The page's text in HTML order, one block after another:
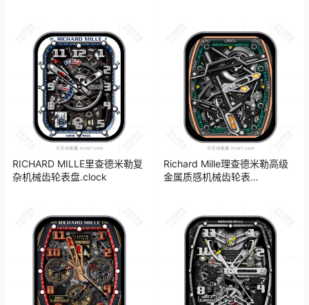
RICHARD MILLE里查德米勒复
杂机械齿轮表盘.clock
Richard Mille理查德米勒高级
金属质感机械齿轮表